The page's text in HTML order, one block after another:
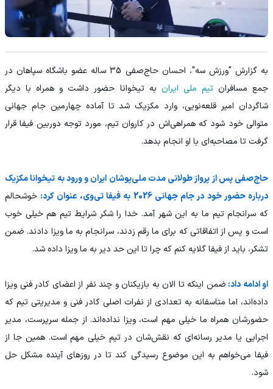
به گزارش "ورزش سه"، احسان حاج‌صفی 35 ساله عضو باشگاه سپاهان در
جمع مسافرانتیم ملی ایران به تیخوانا حضور داشت و همراه با دیگر
شاگردان امیر قلعه‌نویی، وارد مکزیک شد تا آماده چهارمین جام جهانی
متوالی خود شود که همراهی‌اش در کاروان تیم، مورد توجه دوربین فیفا قرار
گرفت تا مصاحبه‌ای با او انجام بدهد.
حاج‌صفی پس از پرواز طولانی مدت ملی‌پوشان ایران و ورود به تیخوانا مکزیک
درباره حضور خود در جام جهانی 2026 به فیفا تی‌وی، عنوان کرد:
خوشحالم
که سرانجام تیم ما به این شهر آمد. خدا را شکر شرایط تیم هم خیلی خوب
است و پس از اتفاقاتی که برای ما رقم زدند، سرانجام به ما ویزا دادند. ضمن
تشکر، باید از فیفا گلایه کنم که چرا تا این حد دیر به ما ویزا داده شد.
او ادامه داد: ضمن اینکه تا الان به بازیکنان و چند نفر از اعضای کادر فنی ویزا
داده‌اند، اما متاسفانه به تعدادی از نفرات اصلی کادر فنی و مدیریتی تیم که
حضورشان همراه ما خیلی مهم است، ویزا نداده‌اند. از جمله سرپرست، مدیر
اجرایی یا مدیر رسانه‌ای که نقش‌شان در تیم خیلی مهم است. همین جا از
فیفا می‌خواهم به این موضوع رسیدگی کند تا در روزهای آینده مشکل حل
شود.